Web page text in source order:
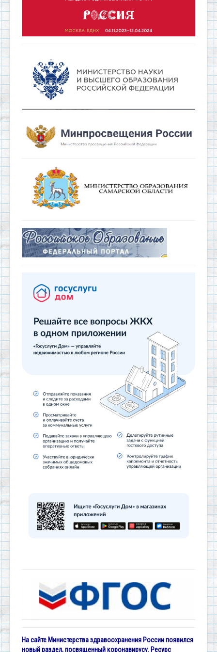
На сайте Министерства здравоохранения России появился
новый раздел, посвященный коронавирусу. Ресурс